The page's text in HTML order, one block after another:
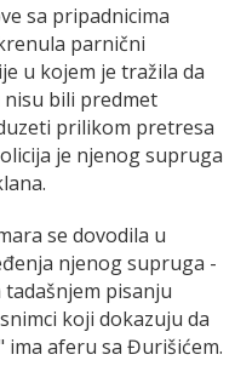
sa pripadnicima
parnični
u kojem je tražila da
bili predmet
prilikom pretresa
je njenog supruga
se dovodila u
njenog supruga -
pisanju
koji dokazuju da
aferu sa Đurišićem.